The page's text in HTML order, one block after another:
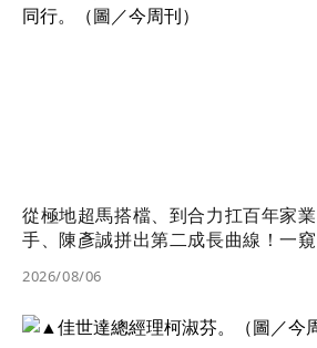
從極地超馬搭檔、到合力扛百年家
手、陳彥誠拼出第二成長曲線！一
2026/08/06